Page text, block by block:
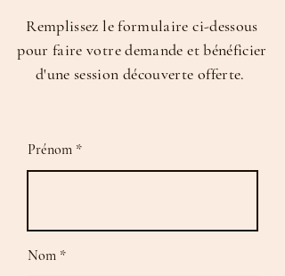
Remplissez le formulaire ci-dessous
pour faire votre demande et bénéficier
d'une session découverte offerte.
Prénom
Nom